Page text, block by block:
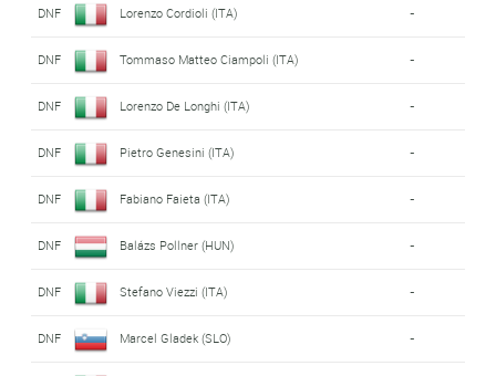
DNF Lorenzo Cordioli (ITA) -
DNF Tommaso Matteo Ciampoli (ITA) -
DNF Lorenzo De Longhi (ITA) -
DNF Pietro Genesini (ITA) -
DNF Fabiano Faieta (ITA) -
DNF Balázs Pollner (HUN) -
DNF Stefano Viezzi (ITA) -
DNF Marcel Gladek (SLO) -